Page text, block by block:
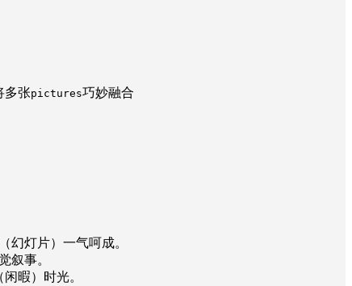
多张pictures巧妙融合
（幻灯片）一气呵成。
叙事。
闲暇）时光。